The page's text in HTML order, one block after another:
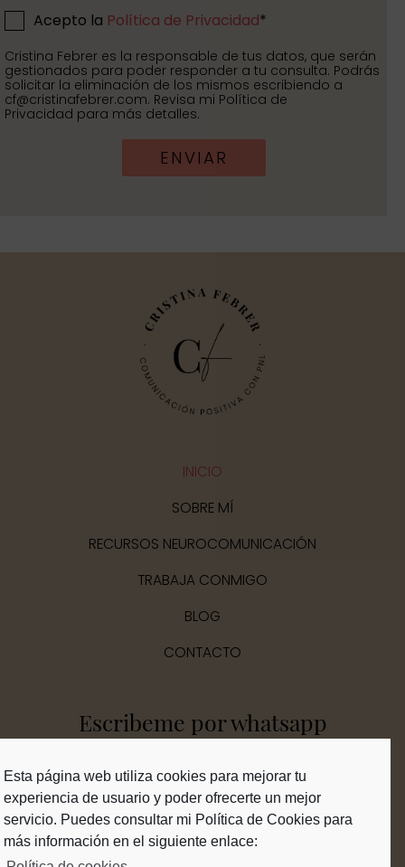
Esta página web utiliza cookies para mejorar tu
experiencia de usuario y poder ofrecerte un mejor
servicio. Puedes consultar mi Política de Cookies para
más información en el siguiente enlace:
Acepto la Política de Privacidad*
Cristina Febrer es la responsable de tus datos, que serán
gestionados para poder responder a tu consulta. Podrás
solicitar la eliminación de los mismos escribiendo a
cf@cristinafebrer.com. Revisa mi Política de
Privacidad para más detalles.
ENVIAR
INICIO
SOBRE MÍ
RECURSOS NEUROCOMUNICACIÓN
TRABAJA CONMIGO
BLOG
CONTACTO
Escribeme por whatsapp